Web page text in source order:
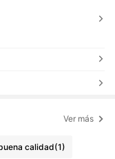
Ver más
calidad(1)